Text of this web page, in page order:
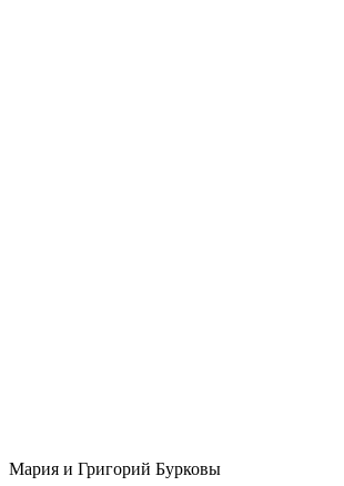
Мария и Григорий Бурковы